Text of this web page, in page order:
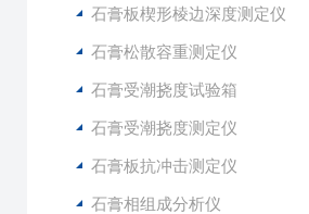
石膏板楔形棱边深度测定仪
石膏松散容重测定仪
石膏受潮挠度试验箱
石膏受潮挠度测定仪
石膏板抗冲击测定仪
石膏相组成分析仪